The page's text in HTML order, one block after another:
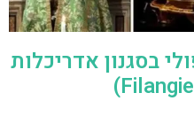
בסגנון אדריכלות